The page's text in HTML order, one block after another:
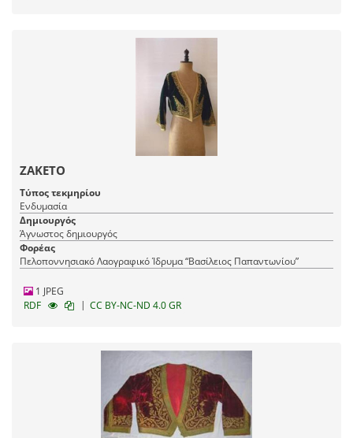
ΖΑΚΕΤΟ
Τύπος τεκμηρίου
Ενδυμασία
Δημιουργός
Άγνωστος δημιουργός
Φορέας
Πελοποννησιακό Λαογραφικό Ίδρυμα “Βασίλειος Παπαντωνίου”
1 JPEG
RDF
| CC BY-NC-ND 4.0 GR